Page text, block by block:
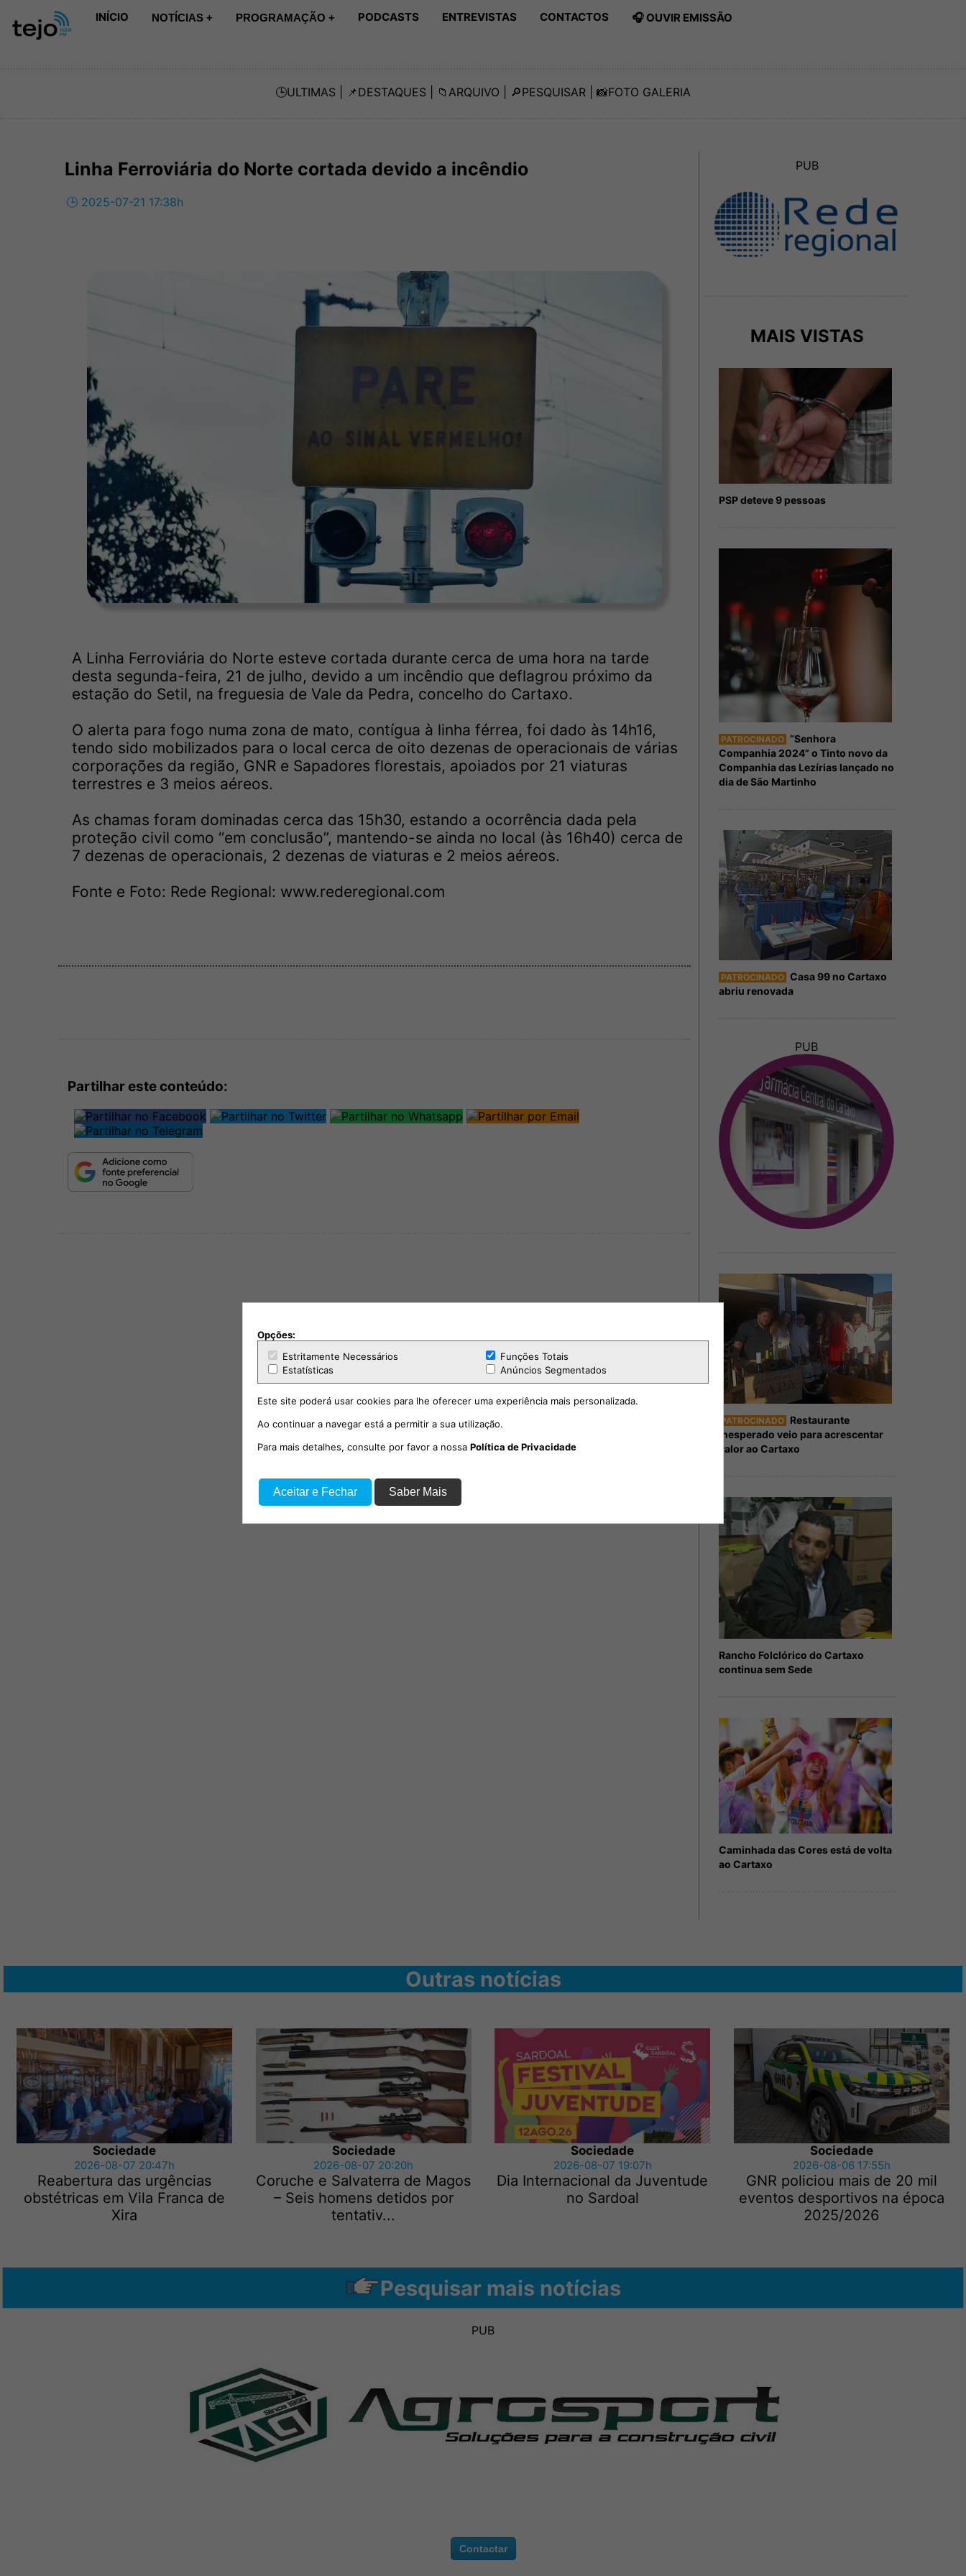
INÍCIO NOTÍCIAS + PROGRAMAÇÃO + PODCASTS ENTREVISTAS CONTACTOS 🎧 OUVIR EMISSÃO
🕒ULTIMAS | 📌DESTAQUES | 📁 ARQUIVO | 🔎PESQUISAR | 📸FOTO GALERIA
Linha Ferroviária do Norte cortada devido a incêndio
🕒 2025-07-21 17:38h
A Linha Ferroviária do Norte esteve cortada durante cerca de uma hora na tarde
desta segunda-feira, 21 de julho, devido a um incêndio que deflagrou próximo da
estação do Setil, na freguesia de Vale da Pedra, concelho do Cartaxo.
O alerta para fogo numa zona de mato, contígua à linha férrea, foi dado às 14h16,
tendo sido mobilizados para o local cerca de oito dezenas de operacionais de várias
corporações da região, GNR e Sapadores florestais, apoiados por 21 viaturas
terrestres e 3 meios aéreos.
As chamas foram dominadas cerca das 15h30, estando a ocorrência dada pela
proteção civil como “em conclusão”, mantendo-se ainda no local (às 16h40) cerca de
7 dezenas de operacionais, 2 dezenas de viaturas e 2 meios aéreos.
Fonte e Foto: Rede Regional: www.rederegional.com
Partilhar este conteúdo:
PUB
MAIS VISTAS
PSP deteve 9 pessoas
PATROCINADO “Senhora
Companhia 2024” o Tinto novo da
Companhia das Lezírias lançado no
dia de São Martinho
PATROCINADO Casa 99 no Cartaxo
abriu renovada
PUB
PATROCINADO Restaurante
Inesperado veio para acrescentar
valor ao Cartaxo
Rancho Folclórico do Cartaxo
continua sem Sede
Caminhada das Cores está de volta
ao Cartaxo
Outras notícias
Sociedade
2026-08-07 20:47h
Reabertura das urgências
obstétricas em Vila Franca de
Xira
Sociedade
2026-08-07 20:20h
Coruche e Salvaterra de Magos
– Seis homens detidos por
tentativ...
Sociedade
2026-08-07 19:07h
Dia Internacional da Juventude
no Sardoal
Sociedade
2026-08-06 17:55h
GNR policiou mais de 20 mil
eventos desportivos na época
2025/2026
Pesquisar mais notícias
PUB
Contactar
Opções:
Estritamente Necessários
Funções Totais
Estatísticas
Anúncios Segmentados
Este site poderá usar cookies para lhe oferecer uma experiência mais personalizada.
Ao continuar a navegar está a permitir a sua utilização.
Para mais detalhes, consulte por favor a nossa Política de Privacidade
Aceitar e Fechar Saber Mais